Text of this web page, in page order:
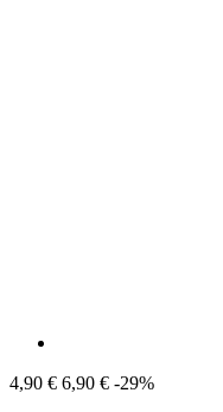
4,90 € 6,90 € -29%